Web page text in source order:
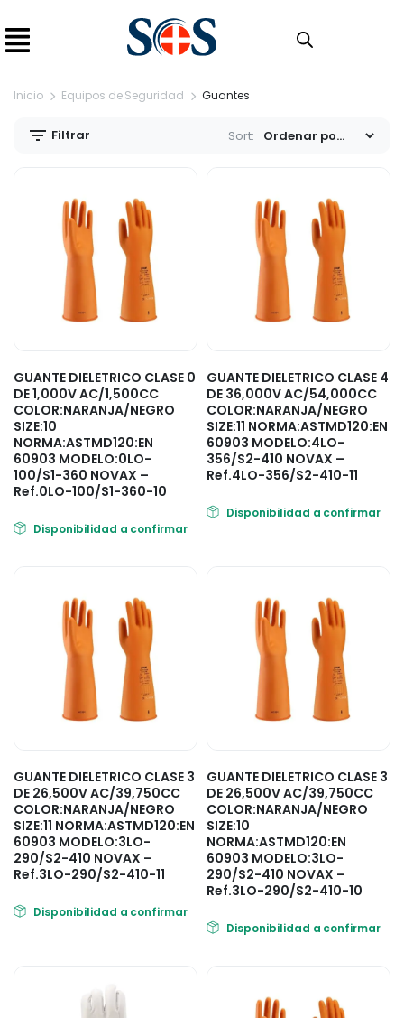
Inicio Equipos de Seguridad Guantes
Filtrar Sort:
GUANTE DIELETRICO CLASE 0
DE 1,000V AC/1,500CC
COLOR:NARANJA/NEGRO
SIZE:10
NORMA:ASTMD120:EN
60903 MODELO:0LO-
100/S1-360 NOVAX –
Ref.0LO-100/S1-360-10
Disponibilidad a confirmar
GUANTE DIELETRICO CLASE 4
DE 36,000V AC/54,000CC
COLOR:NARANJA/NEGRO
SIZE:11 NORMA:ASTMD120:EN
60903 MODELO:4LO-
356/S2-410 NOVAX –
Ref.4LO-356/S2-410-11
Disponibilidad a confirmar
GUANTE DIELETRICO CLASE 3
DE 26,500V AC/39,750CC
COLOR:NARANJA/NEGRO
SIZE:11 NORMA:ASTMD120:EN
60903 MODELO:3LO-
290/S2-410 NOVAX –
Ref.3LO-290/S2-410-11
Disponibilidad a confirmar
GUANTE DIELETRICO CLASE 3
DE 26,500V AC/39,750CC
COLOR:NARANJA/NEGRO
SIZE:10
NORMA:ASTMD120:EN
60903 MODELO:3LO-
290/S2-410 NOVAX –
Ref.3LO-290/S2-410-10
Disponibilidad a confirmar